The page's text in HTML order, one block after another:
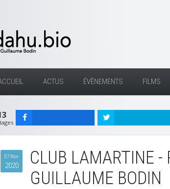
ACTUS ÉVÈNEMENTS FILMS
07 Nov
2020
CLUB LAMARTINE -
GUILLAUME BODIN